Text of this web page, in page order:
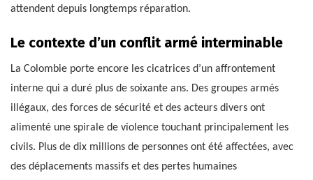
attendent depuis longtemps réparation.
Le contexte d’un conflit armé interminable
La Colombie porte encore les cicatrices d’un affrontement
interne qui a duré plus de soixante ans. Des groupes armés
illégaux, des forces de sécurité et des acteurs divers ont
alimenté une spirale de violence touchant principalement les
civils. Plus de dix millions de personnes ont été affectées, avec
des déplacements massifs et des pertes humaines